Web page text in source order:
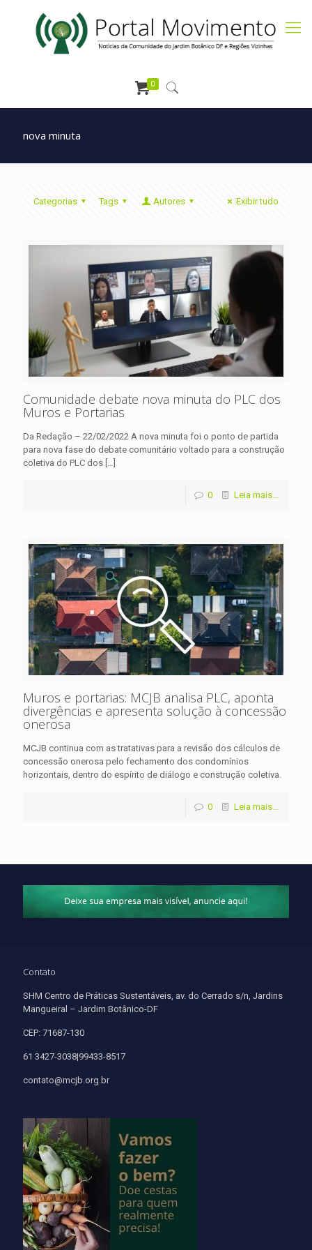
0
nova minuta
Categorias Tags Autores Exibir tudo
Comunidade debate nova minuta do PLC dos
Muros e Portarias
Da Redação – 22/02/2022 A nova minuta foi o ponto de partida
para nova fase do debate comunitário voltado para a construção
coletiva do PLC dos […]
0 Leia mais...
Muros e portarias: MCJB analisa PLC, aponta
divergências e apresenta solução à concessão
onerosa
MCJB continua com as tratativas para a revisão dos cálculos de
concessão onerosa pelo fechamento dos condomínios
horizontais, dentro do espírito de diálogo e construção coletiva.
0 Leia mais...
Contato
SHM Centro de Práticas Sustentáveis, av. do Cerrado s/n, Jardins
Mangueiral – Jardim Botânico-DF
CEP: 71687-130
61 3427-3038|99433-8517
contato@mcjb.org.br